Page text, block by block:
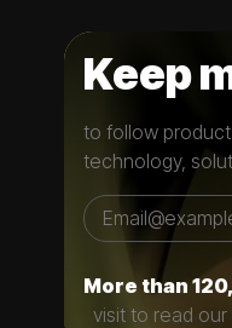
Keep
to follow
technology,
More than
visit to read our